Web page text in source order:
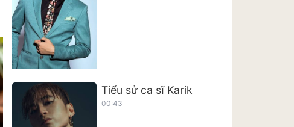
Tiểu sử ca sĩ Karik
00:43